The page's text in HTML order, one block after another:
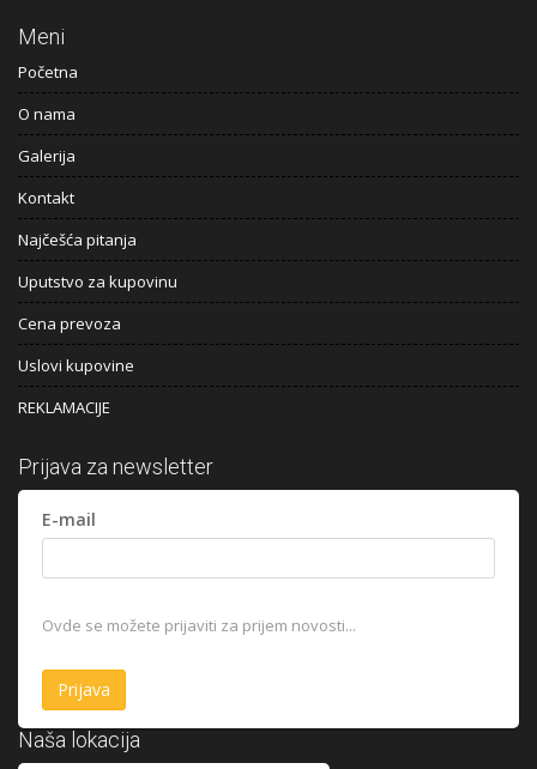
Meni
Početna
O nama
Galerija
Kontakt
Najčešća pitanja
Uputstvo za kupovinu
Cena prevoza
Uslovi kupovine
REKLAMACIJE
Prijava za newsletter
E-mail
Ovde se možete prijaviti za prijem novosti...
Naša lokacija